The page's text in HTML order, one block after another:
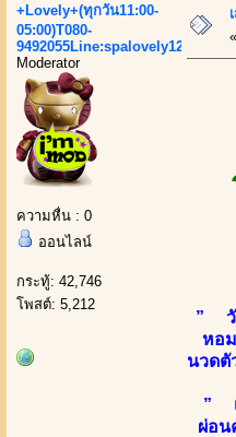
+Lovely+(ทุกวัน11:00-
05:00)T080-
9492055Line:spalovely123
Moderator
ความหื่น : 0
ออนไลน์
กระทู้: 42,746
โพสต์: 5,212
«
” วั
หอ
นวดตั
” เ
ผ่อน